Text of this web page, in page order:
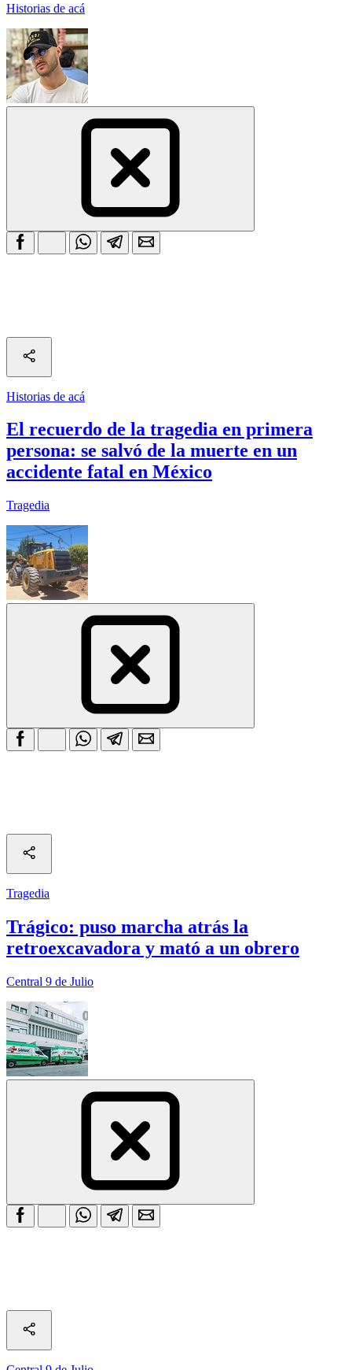
Historias de acá
Historias de acá
El recuerdo de la tragedia en primera
persona: se salvó de la muerte en un
accidente fatal en México
Tragedia
Tragedia
Trágico: puso marcha atrás la
retroexcavadora y mató a un obrero
Central 9 de Julio